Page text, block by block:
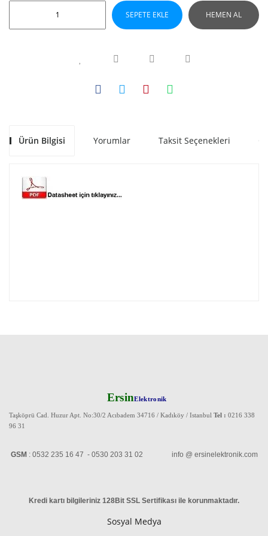
SEPETE EKLE HEMEN AL
Ürün Bilgisi Yorumlar Taksit Seçenekleri
ErsinElektronik
Taşköprü Cad. Huzur Apt. No:30/2 Acıbadem 34716 / Kadıköy / Istanbul Tel : 0216 338
96 31
GSM : 0532 235 16 47 - 0530 203 31 02 info @ ersinelektronik.com
Kredi kartı bilgileriniz 128Bit SSL Sertifikası ile korunmaktadır.
Sosyal Medya